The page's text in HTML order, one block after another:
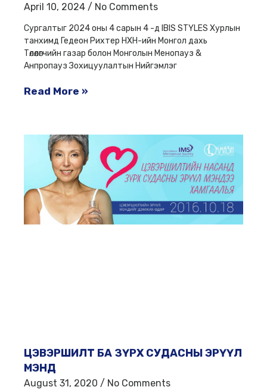
April 10, 2024 No Comments
Сургалтыг 2024 оны 4 сарын 4 -д IBIS STYLES Хурлын
танхимд Гедеон Рихтер НХН-ийн Монгол дахь
Төлөөлөгчийн газар болон Монголын Менопауз &
Анпропауз Зохицуулалтын Нийгэмлэг
Read More »
ЦЭВЭРШИЛТ БА ЗҮРХ СУДАСНЫ ЭРҮҮЛ
МЭНД
August 31, 2020 No Comments